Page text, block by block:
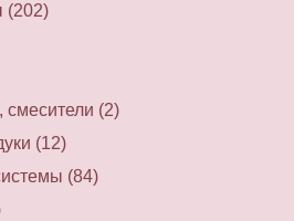
(202)
(2)
(12)
(84)